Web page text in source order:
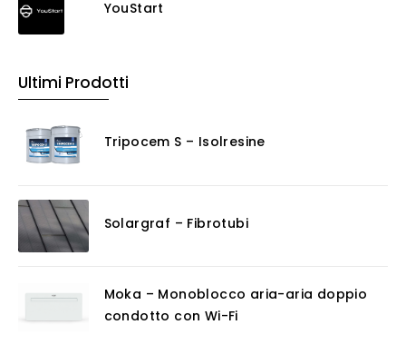
YouStart
Ultimi Prodotti
Tripocem S – Isolresine
Solargraf – Fibrotubi
Moka – Monoblocco aria-aria doppio
condotto con Wi-Fi